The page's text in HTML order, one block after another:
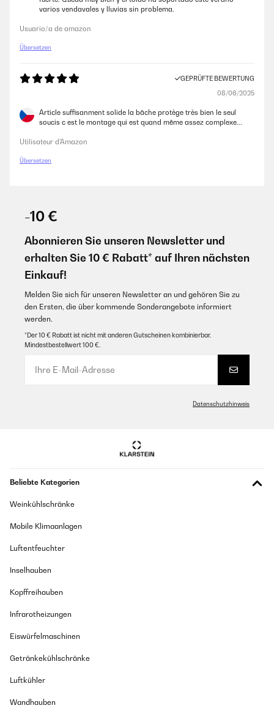
varios vendavales y lluvias sin problema.
Usuario/a de amazon
Übersetzen
GEPRÜFTE BEWERTUNG
08/06/2025
Article suffisanment solide la bâche protège très bien le seul
soucis c est le montage qui est quand même assez complexe...
Utilisateur d'Amazon
Übersetzen
-10 €
Abonnieren Sie unseren Newsletter und
erhalten Sie 10 € Rabatt* auf Ihren nächsten
Einkauf!
Melden Sie sich für unseren Newsletter an und gehören Sie zu
den Ersten, die über kommende Sonderangebote informiert
werden.
*Der 10 € Rabatt ist nicht mit anderen Gutscheinen kombinierbar.
Mindestbestellwert 100 €.
Datenschutzhinweis
Beliebte Kategorien
Weinkühlschränke
Mobile Klimaanlagen
Luftentfeuchter
Inselhauben
Kopffreihauben
Infrarotheizungen
Eiswürfelmaschinen
Getränkekühlschränke
Luftkühler
Wandhauben